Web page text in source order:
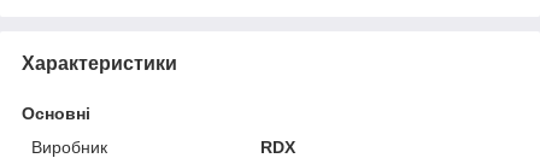
Характеристики
Основні
Виробник
RDX